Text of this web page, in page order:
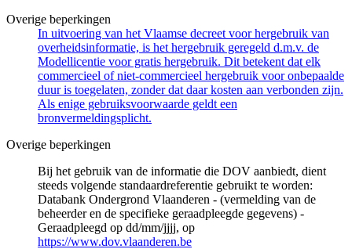
Overige beperkingen
In uitvoering van het Vlaamse decreet voor hergebruik van
overheidsinformatie, is het hergebruik geregeld d.m.v. de
Modellicentie voor gratis hergebruik. Dit betekent dat elk
commercieel of niet-commercieel hergebruik voor onbepaalde
duur is toegelaten, zonder dat daar kosten aan verbonden zijn.
Als enige gebruiksvoorwaarde geldt een
bronvermeldingsplicht.
Overige beperkingen
Bij het gebruik van de informatie die DOV aanbiedt, dient
steeds volgende standaardreferentie gebruikt te worden:
Databank Ondergrond Vlaanderen - (vermelding van de
beheerder en de specifieke geraadpleegde gegevens) -
Geraadpleegd op dd/mm/jjjj, op
https://www.dov.vlaanderen.be